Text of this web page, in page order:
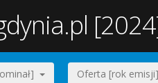
Oferta [rok emisji]